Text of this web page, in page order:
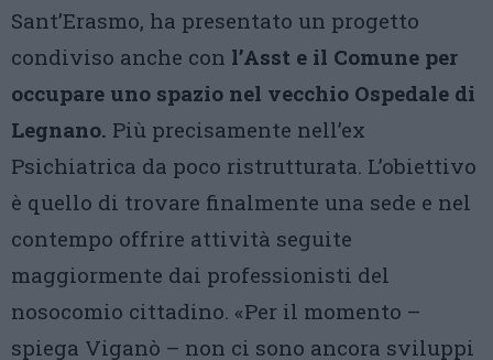
Sant’Erasmo, ha presentato un progetto
condiviso anche con l’Asst e il Comune per
occupare uno spazio nel vecchio Ospedale di
Legnano. Più precisamente nell’ex
Psichiatrica da poco ristrutturata. L’obiettivo
è quello di trovare finalmente una sede e nel
contempo offrire attività seguite
maggiormente dai professionisti del
nosocomio cittadino. «Per il momento –
spiega Viganò – non ci sono ancora sviluppi